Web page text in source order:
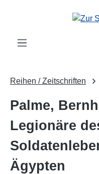
Zum Hauptinhalt springen
Reihen / Zeitschriften
Palme,
Legionäre
Ägypten